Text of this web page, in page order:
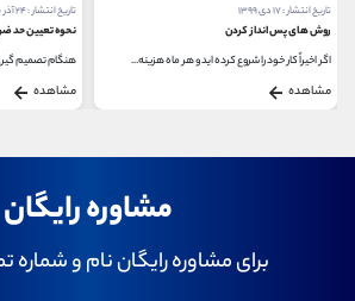
تاریخ انتشار : ۱۷ دی ۱۳۹۹
روش های پس انداز کردن
اگر اخیراً کار خود را شروع کرده اید و هر ماه هزینه...
مشاهده
تاریخ انتشار : ۲۴ آذر ۱۴۰۰
نحوه تعیین حد
هنگام تصمیم
مشاهده
مشاوره رایگان
برای مشاوره رایگان نام و شماره